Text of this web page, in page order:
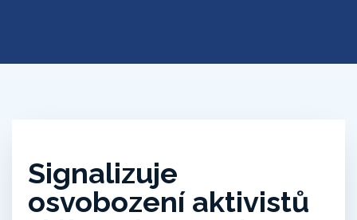
Signalizuje
osvobození aktivistů